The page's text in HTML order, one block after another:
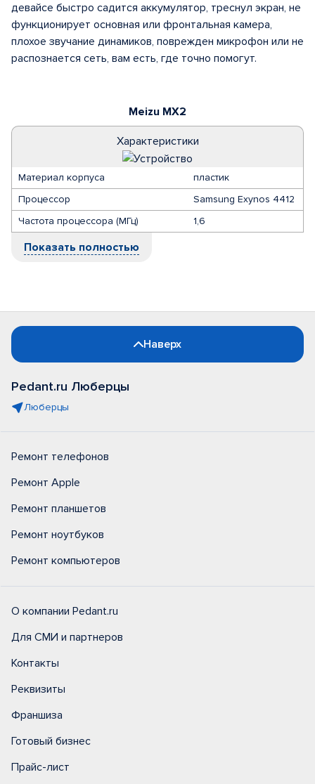
Meizu MX2
Характеристики
Материал корпуса
пластик
Процессор
Samsung Exynos 4412
Частота процессора (МГц)
1,6
Показать полностью
девайсе быстро садится аккумулятор, треснул экран, не
функционирует основная или фронтальная камера,
плохое звучание динамиков, поврежден микрофон или не
распознается сеть, вам есть, где точно помогут.
Наверх
Pedant.ru Люберцы
Люберцы
Ремонт телефонов
Ремонт Apple
Ремонт планшетов
Ремонт ноутбуков
Ремонт компьютеров
О компании Pedant.ru
Для СМИ и партнеров
Контакты
Реквизиты
Франшиза
Готовый бизнес
Прайс-лист